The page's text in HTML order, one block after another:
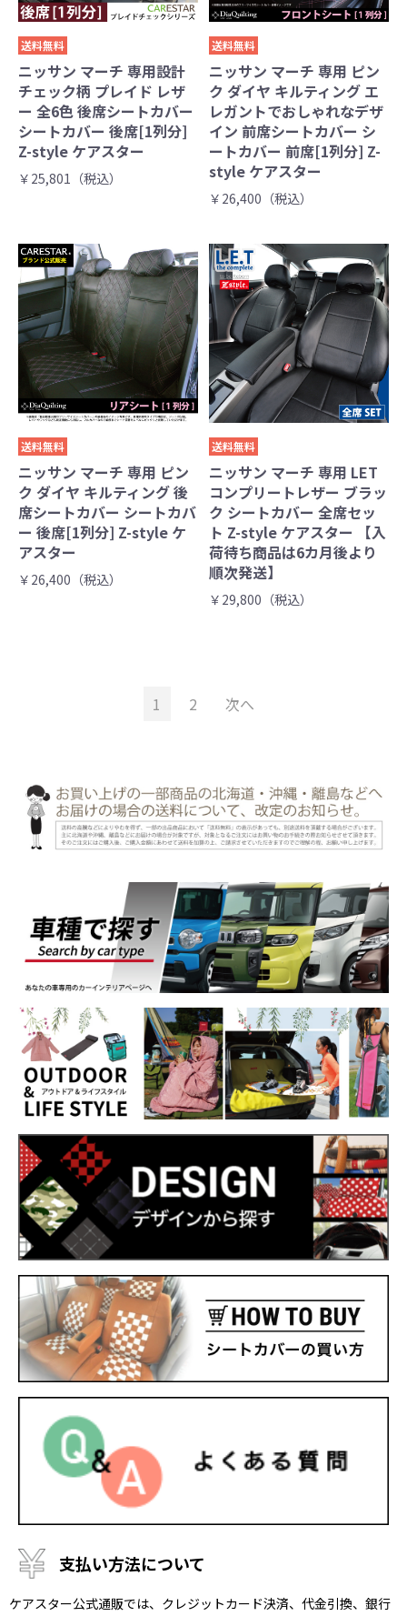
送料無料
ニッサン マーチ 専用設計
チェック柄 プレイド レザ
ー 全6色 後席シートカバー
シートカバー 後席[1列分]
Z-style ケアスター
￥25,801（税込）
送料無料
ニッサン マーチ 専用 ピン
ク ダイヤ キルティング エ
レガントでおしゃれなデザ
イン 前席シートカバー シ
ートカバー 前席[1列分] Z-
style ケアスター
￥26,400（税込）
送料無料
ニッサン マーチ 専用 ピン
ク ダイヤ キルティング 後
席シートカバー シートカバ
ー 後席[1列分] Z-style ケ
アスター
￥26,400（税込）
送料無料
ニッサン マーチ 専用 LET
コンプリートレザー ブラッ
ク シートカバー 全席セッ
ト Z-style ケアスター 【入
荷待ち商品は6カ月後より
順次発送】
￥29,800（税込）
1 2 次へ
支払い方法について
ケアスター公式通販では、クレジットカード決済、代金引換、銀行